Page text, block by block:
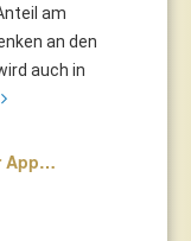
am
an den
auch in
App…